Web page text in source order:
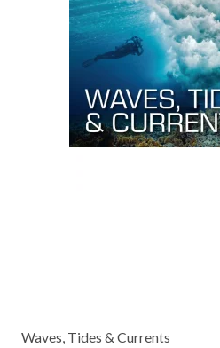
Waves, Tides & Currents